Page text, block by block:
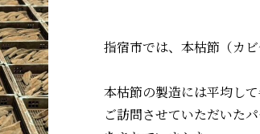
指宿市では、本枯節（カ
本枯節の製造には平均し
ご訪問させていただいた